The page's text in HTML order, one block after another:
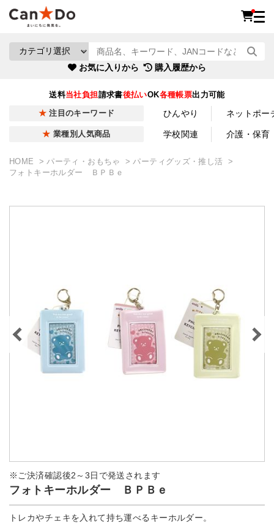
お気に入りから 購入履歴から
送料当社負担請求書後払いOK各種帳票出力可能
注目のキーワード ひんやり ネットポー
業種別人気商品 学校関連 介護・保育
HOME パーティ・おもちゃ
パーティグッズ・推し活
フォトキーホルダー ＢＰＢｅ
※ご決済確認後2～3日で発送されます
フォトキーホルダー ＢＰＢｅ
トレカやチェキを入れて持ち運べるキーホルダー。